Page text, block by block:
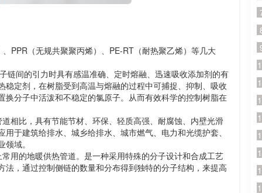
PPR（无规共聚聚丙烯）、PE-RT（耐热聚乙烯）等几大
链间的引力时具有感温准确、定时熔融、迅速吸收添加剂的有
定剂，在树脂受到高温与熔融的过程中可捕捉、抑制、吸收
分子中活泼和不稳定的氯原子。从而有效科学的控制树脂在
相比，具有节能节材、环保、轻质高强、耐腐蚀、内壁光滑
于建筑给排水、城乡给排水、城市燃气、电力和光缆护套、
域。
用的地暖供热管道。是一种采用特殊的分子设计和合成工艺
，通过控制侧链的数量和分布得到独特的分子结构，来提高